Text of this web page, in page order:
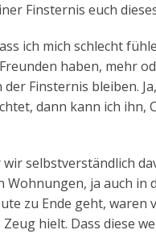
Finsternis euch
ich mich schlecht
haben, mehr
Finsternis bleiben.
dann kann ich ihn,
selbstverständlich
ja auch in
zu Ende geht,
hielt. Dass diese